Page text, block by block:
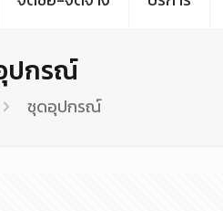
ปกรณ์
ชุดอุปกรณ์